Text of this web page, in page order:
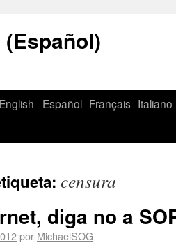
English Español Français Italiano
censura
diga no a
por MichaelSOG